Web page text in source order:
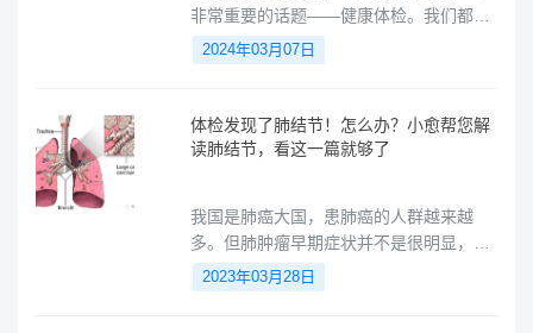
非常重要的话题——健康体检。我们都知
道，健康是幸福生活的基础，而定期体检
则是维护我们和家人健康的重要手段。本
防和早期发现疾病的重要性。
2024年03月07日
体检发现了肺结节！怎么办？小愈帮您解
读肺结节，看这一篇就够了
我国是肺癌大国，患肺癌的人群越来越
多。但肺肿瘤早期症状并不是很明显，大
部分患者去医院做检查时已经达到了中晚
期。自国家疫情全面开放以来，我国百姓
2023年03月28日